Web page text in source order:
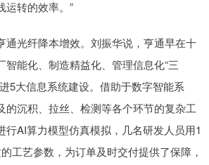
运转的效率。”
光纤降本增效。刘振华说，亨通早在十
智能化、制造精益化、管理信息化“三
5大信息系统建设。借助于数字智能系
的沉积、拉丝、检测等各个环节的复杂工
行AI算力模型仿真模拟，几名研发人员用1
工艺参数，为订单及时交付提供了保障，